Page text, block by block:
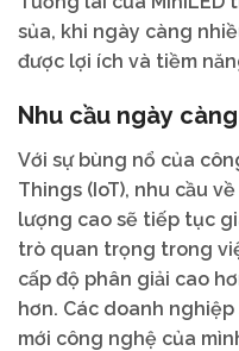
sủa, khi ngày càng
được lợi ích và tiềm
Nhu cầu ngày
Với sự bùng nổ của
Things (IoT), nhu cầu
lượng cao sẽ tiếp tục
trò quan trọng trong
cấp độ phân giải cao
hơn. Các doanh
mới công nghệ của